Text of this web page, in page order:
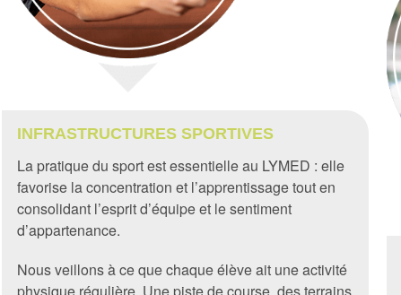
INFRASTRUCTURES SPORTIVES
La pratique du sport est essentielle au LYMED : elle
favorise la concentration et l’apprentissage tout en
consolidant l’esprit d’équipe et le sentiment
d’appartenance.
Nous veillons à ce que chaque élève ait une activité